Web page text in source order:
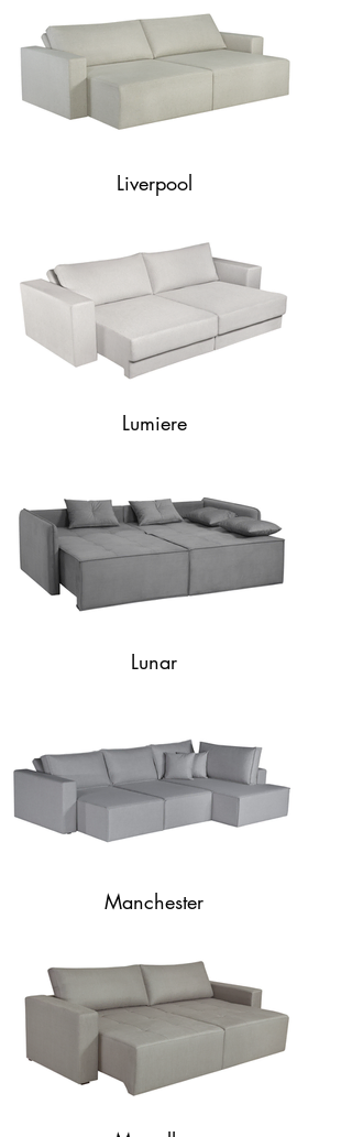
Liverpool
Lumiere
Lunar
Manchester